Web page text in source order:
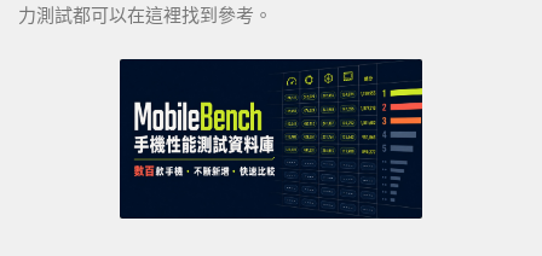
力測試都可以在這裡找到參考。